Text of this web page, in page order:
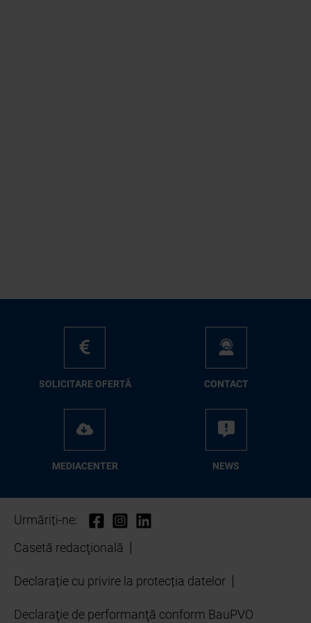
SO­LI­CI­TA­RE OFER­TĂ CON­TA­CT
ME­D­IA­CEN­TER NEWS
Urmăriți-ne:
Casetă redacţională
Declarație cu privire la protecția datelor
Declaraţie de performanţă conform BauPVO